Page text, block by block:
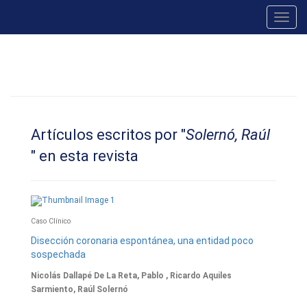
Artículos escritos por "Solernó, Raúl
" en esta revista
Caso Clínico
Disección coronaria espontánea, una entidad poco
sospechada
Nicolás Dallapé De La Reta, Pablo , Ricardo Aquiles
Sarmiento, Raúl Solernó